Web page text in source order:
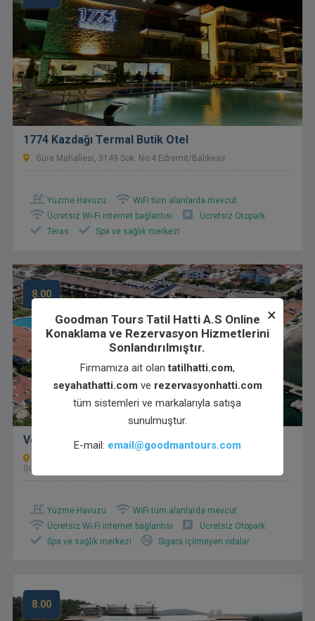
1774 Kazdağı Termal Butik Otel
Güre Mahallesi, 3149 Sok. No:4 Edremit/Balıkesir
Yüzme Havuzu
WiFi tüm alanlarda mevcut
Ücretsiz Wi-Fi internet bağlantısı
Ücretsiz Otopark
Teras
Spa ve sağlık merkezi
8.00
Venüs Termal Otel
Güre/Edremit/Balıkesir
Yüzme Havuzu
WiFi tüm alanlarda mevcut
Ücretsiz Wi-Fi internet bağlantısı
Ücretsiz Otopark
Spa ve sağlık merkezi
Sigara içilmeyen odalar
8.00
×
Goodman Tours Tatil Hatti A.S Online
Konaklama ve Rezervasyon Hizmetlerini
Sonlandırılmıştır.
Firmamıza ait olantatilhatti.com,
seyahathatti.com ve rezervasyonhatti.com
tüm sistemleri ve markalarıyla satışa
sunulmuştur.
E-mail: email@goodmantours.com